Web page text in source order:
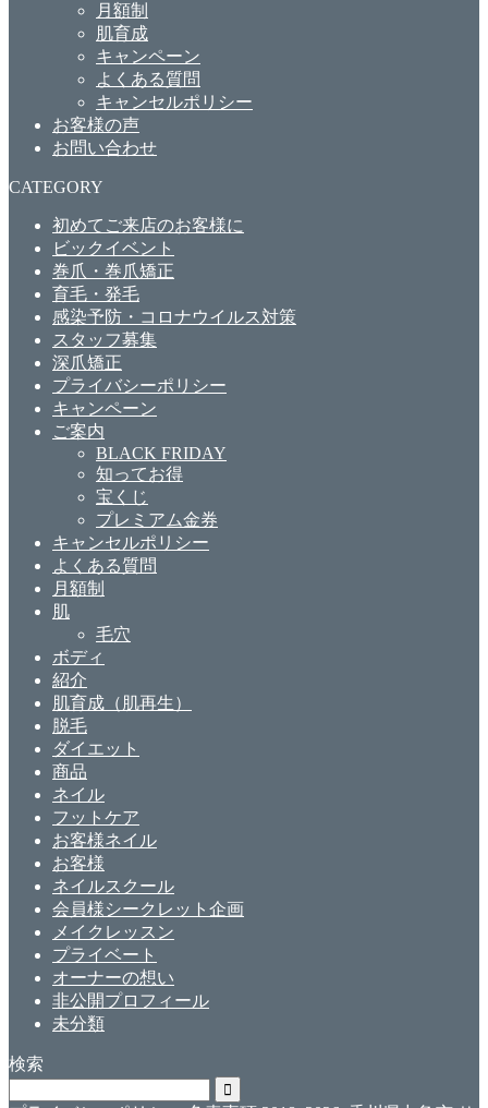
月額制
肌育成
キャンペーン
よくある質問
キャンセルポリシー
お客様の声
お問い合わせ
CATEGORY
初めてご来店のお客様に
ビックイベント
巻爪・巻爪矯正
育毛・発毛
感染予防・コロナウイルス対策
スタッフ募集
深爪矯正
プライバシーポリシー
キャンペーン
ご案内
BLACK FRIDAY
知ってお得
宝くじ
プレミアム金券
キャンセルポリシー
よくある質問
月額制
肌
毛穴
ボディ
紹介
肌育成（肌再生）
脱毛
ダイエット
商品
ネイル
フットケア
お客様ネイル
お客様
ネイルスクール
会員様シークレット企画
メイクレッスン
プライベート
オーナーの想い
非公開プロフィール
未分類
検索